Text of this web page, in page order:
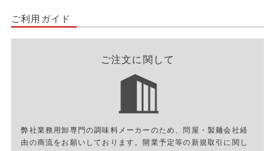
ご利用ガイド
ご注文に関して
弊社業務用卸専門の調味料メーカーのため、問屋・製麺会社経
由の商流をお願いしております。開業予定等の新規取引に関し